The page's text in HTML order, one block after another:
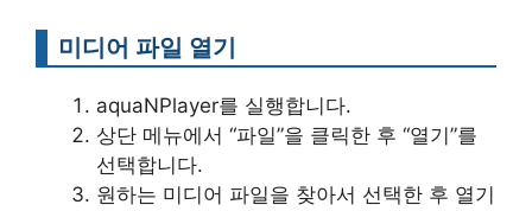
미디어 파일 열기
aquaNPlayer를 실행합니다.
상단 메뉴에서 “파일”을 클릭한 후 “열기”를
선택합니다.
원하는 미디어 파일을 찾아서 선택한 후 열기